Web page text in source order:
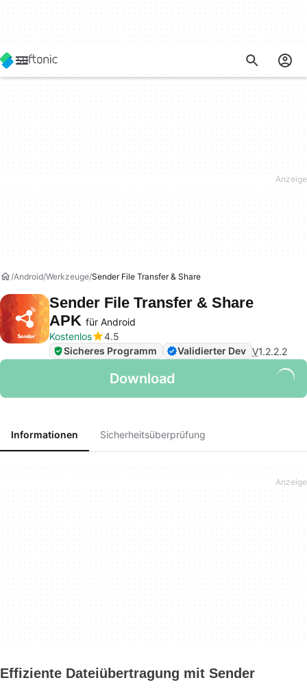
Android Werkzeuge Sender File Transfer & Share
Sender File Transfer & Share
APK für Android
Kostenlos
4.5
Sicheres Programm
Validierter Dev V1.2.2.2
Download
Informationen Sicherheitsüberprüfung
Effiziente Dateiübertragung mit Sender